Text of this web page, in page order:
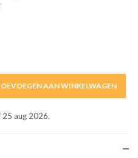
AAN WINKELWAGEN
25 aug 2026.